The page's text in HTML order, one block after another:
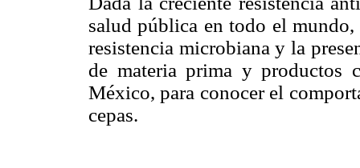
salud pública en todo el
resistencia microbiana y la
de materia prima y productos
México, para conocer el
cepas.